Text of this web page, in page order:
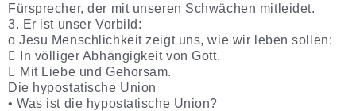
Fürsprecher, der mit unseren Schwächen mitleidet.
3. Er ist unser Vorbild:
o Jesu Menschlichkeit zeigt uns, wie wir leben sollen:
 In völliger Abhängigkeit von Gott.
 Mit Liebe und Gehorsam.
Die hypostatische Union
• Was ist die hypostatische Union?